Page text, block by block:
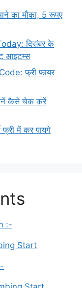
का मौका, 5 रूपए
दिसंबर के
आइटम्स
फ्री फायर
कैसे चेक करें
में कर पायगे
:-
Start